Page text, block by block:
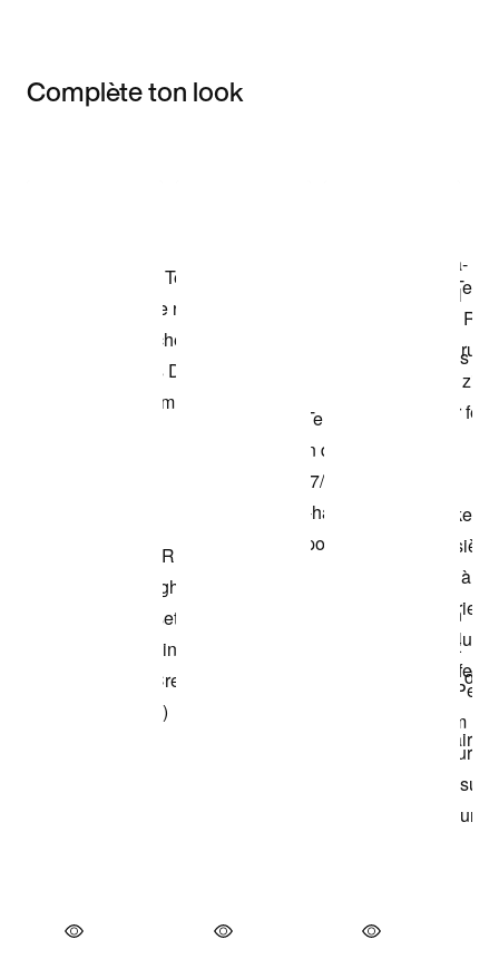
Complète ton look